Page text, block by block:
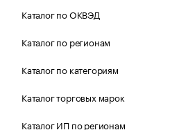
Каталог по ОКВЭД
Каталог по регионам
Каталог по категориям
Каталог торговых марок
Каталог ИП по регионам